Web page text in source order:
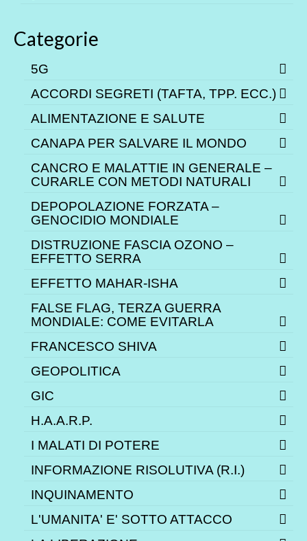
Categorie
5G
ACCORDI SEGRETI (TAFTA, TPP. ECC.)
ALIMENTAZIONE E SALUTE
CANAPA PER SALVARE IL MONDO
CANCRO E MALATTIE IN GENERALE –
CURARLE CON METODI NATURALI
DEPOPOLAZIONE FORZATA –
GENOCIDIO MONDIALE
DISTRUZIONE FASCIA OZONO –
EFFETTO SERRA
EFFETTO MAHAR-ISHA
FALSE FLAG, TERZA GUERRA
MONDIALE: COME EVITARLA
FRANCESCO SHIVA
GEOPOLITICA
GIC
H.A.A.R.P.
I MALATI DI POTERE
INFORMAZIONE RISOLUTIVA (R.I.)
INQUINAMENTO
L'UMANITA' E' SOTTO ATTACCO